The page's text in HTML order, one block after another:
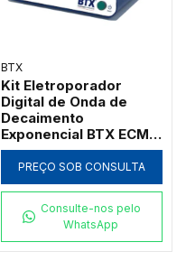
BTX
Kit Eletroporador
Digital de Onda de
Decaimento
Exponencial BTX ECM
399
PREÇO SOB CONSULTA
Consulte-nos pelo
WhatsApp